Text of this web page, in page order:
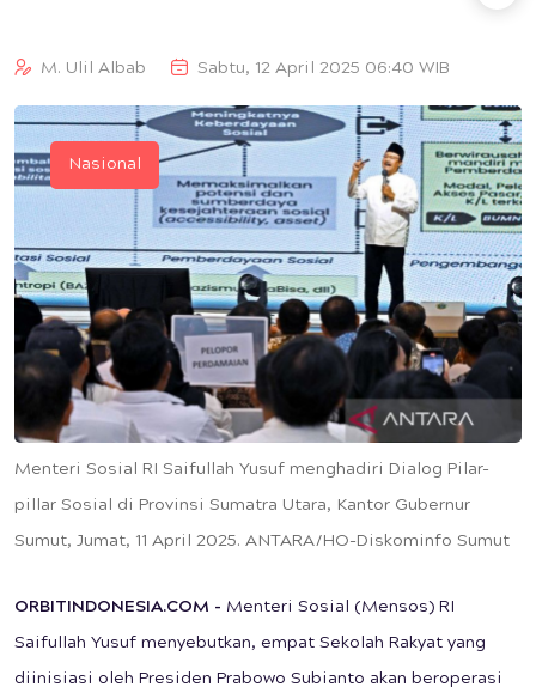
M. Ulil Albab Sabtu, 12 April 2025 06:40 WIB
Menteri Sosial RI Saifullah Yusuf menghadiri Dialog Pilar-
pillar Sosial di Provinsi Sumatra Utara, Kantor Gubernur
Sumut, Jumat, 11 April 2025. ANTARA/HO-Diskominfo Sumut
Nasional
ORBITINDONESIA.COM - Menteri Sosial (Mensos) RI
Saifullah Yusuf menyebutkan, empat Sekolah Rakyat yang
diinisiasi oleh Presiden Prabowo Subianto akan beroperasi